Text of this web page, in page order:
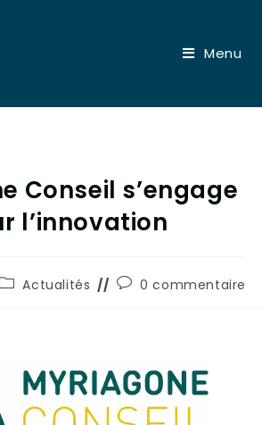
Menu
Conseil s’engage
l’innovation
Actualités 0 commentaire